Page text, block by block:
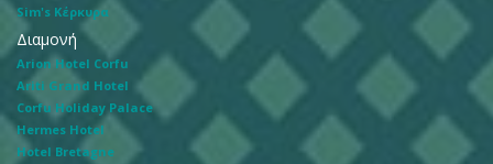
Sim's Κέρκυρα
Διαμονή
Arion Hotel Corfu
Ariti Grand Hotel
Corfu Holiday Palace
Hermes Hotel
Hotel Bretagne